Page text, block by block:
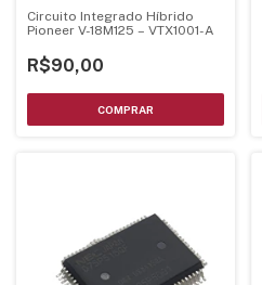
Circuito Integrado Híbrido
Pioneer V-18M125 – VTX1001-A
R$90,00